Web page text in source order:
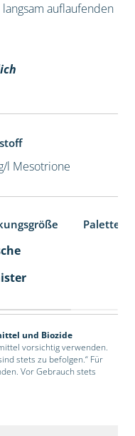
auflaufenden
l Mesotrione
und Biozide
vorsichtig verwenden.
stets zu befolgen.“ Für
Vor Gebrauch stets